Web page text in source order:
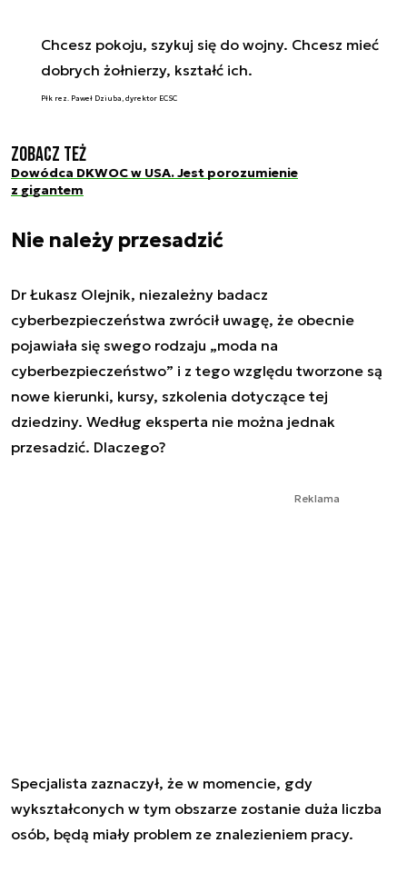
Chcesz pokoju, szykuj się do wojny. Chcesz mieć
dobrych żołnierzy, kształć ich.
Płk rez. Paweł Dziuba, dyrektor ECSC
Zobacz też
Dowódca DKWOC w USA. Jest porozumienie
z gigantem
Nie należy przesadzić
Dr Łukasz Olejnik, niezależny badacz
cyberbezpieczeństwa zwrócił uwagę, że obecnie
pojawiała się swego rodzaju „moda na
cyberbezpieczeństwo” i z tego względu tworzone są
nowe kierunki, kursy, szkolenia dotyczące tej
dziedziny. Według eksperta nie można jednak
przesadzić. Dlaczego?
Reklama
Specjalista zaznaczył, że w momencie, gdy
wykształconych w tym obszarze zostanie duża liczba
osób, będą miały problem ze znalezieniem pracy.